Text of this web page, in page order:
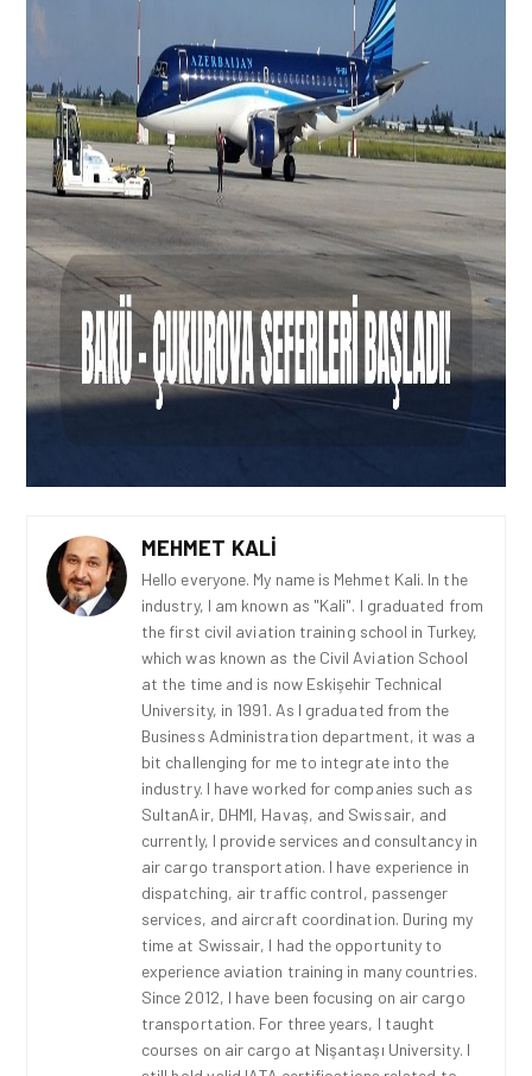
MEHMET KALI
Hello everyone. My name is Mehmet Kali. In the
industry, I am known as "Kali". I graduated from
the first civil aviation training school in Turkey,
which was known as the Civil Aviation School
at the time and is now Eskişehir Technical
University, in 1991. As I graduated from the
Business Administration department, it was a
bit challenging for me to integrate into the
industry. I have worked for companies such as
SultanAir, DHMI, Havaş, and Swissair, and
currently, I provide services and consultancy in
air cargo transportation. I have experience in
dispatching, air traffic control, passenger
services, and aircraft coordination. During my
time at Swissair, I had the opportunity to
experience aviation training in many countries.
Since 2012, I have been focusing on air cargo
transportation. For three years, I taught
courses on air cargo at Nişantaşı University. I